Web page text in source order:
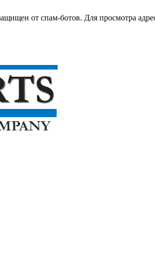
от спам-ботов. Для просмотра